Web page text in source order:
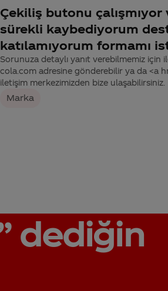
Çekiliş butonu çalışmıyor
sürekli kaybediyorum
katılamıyorum formamı
Sorunuza detaylı yanıt verebilmemiz için
cola.com adresine gönderebilir ya da <a
iletişim merkezimizden bize ulaşabilirsiniz.
Marka
dediğin